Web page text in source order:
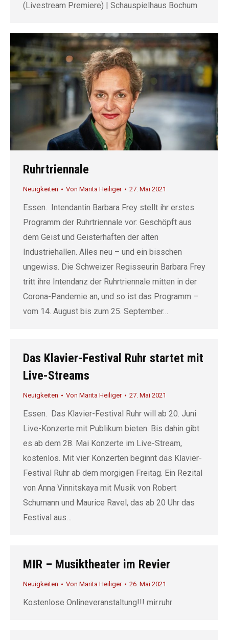
(Livestream Premiere) | Schauspielhaus Bochum ­
Ruhrtriennale
Neuigkeiten Von Marita Heiliger 27. Mai 2021
Essen. Intendantin Barbara Frey stellt ihr erstes
Programm der Ruhrtriennale vor: Geschöpft aus
dem Geist und Geisterhaften der alten
Industriehallen. Alles neu – und ein bisschen
ungewiss. Die Schweizer Regisseurin Barbara Frey
tritt ihre Intendanz der Ruhrtriennale mitten in der
Corona-Pandemie an, und so ist das Programm –
vom 14. August bis zum 25. September…
Das Klavier-Festival Ruhr startet mit
Live-Streams
Neuigkeiten Von Marita Heiliger 27. Mai 2021
Essen. Das Klavier-Festival Ruhr will ab 20. Juni
Live-Konzerte mit Publikum bieten. Bis dahin gibt
es ab dem 28. Mai Konzerte im Live-Stream,
kostenlos. Mit vier Konzerten beginnt das Klavier-
Festival Ruhr ab dem morgigen Freitag. Ein Rezital
von Anna Vinnitskaya mit Musik von Robert
Schumann und Maurice Ravel, das ab 20 Uhr das
Festival aus…
MIR – Musiktheater im Revier
Neuigkeiten Von Marita Heiliger 26. Mai 2021
Kostenlose Onlineveranstaltung!!! mir.ruhr